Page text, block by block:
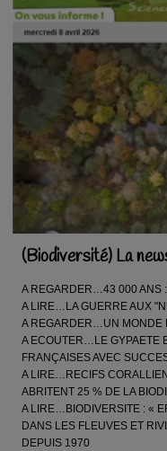
(Biodiversité) La
A REGARDER…43 000 ANS
A LIRE…LA GUERRE AUX
A REGARDER…UN MONDE
A ECOUTER…LE GYPAETE
FRANÇAISES AVEC
A LIRE…RECIFS
ABRITENT 25 % DE LA
A LIRE…BIODIVERSITE : «
DANS LES FLEUVES ET
DEPUIS 1970